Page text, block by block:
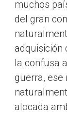
muchos
del gran
adquisición
la confusa
guerra, ese
alocada